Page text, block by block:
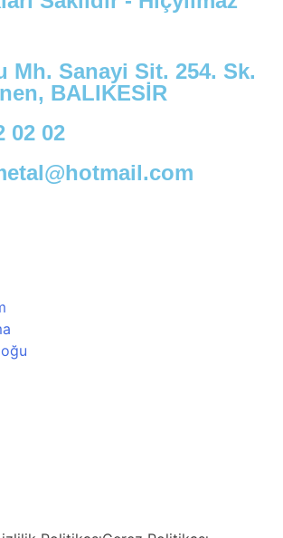
Mh. Sanayi Sit. 254. Sk.
BALIKESİR
02 02